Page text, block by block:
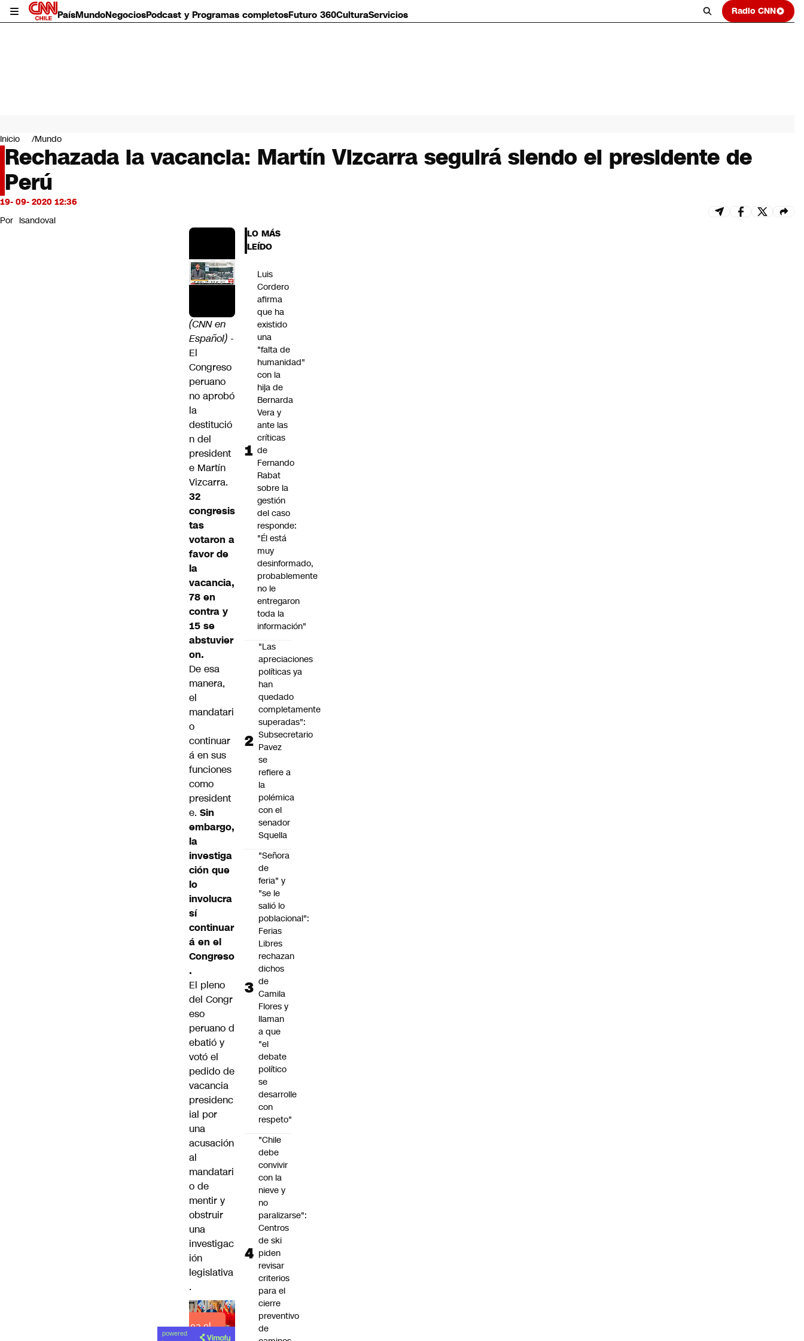
PaísMundoNegociosPodcast y Programas completosFuturo 360CulturaServicios Radio CNN
Mundo
Negocios
Deportes
Programas completos
Cultura
Servicios
Bits
CNN Data
Inicio Mundo
Rechazada la vacancia: Martín Vizcarra seguirá siendo el presidente de
Perú
19- 09- 2020 12:36
Por lsandoval
(CNN en
Español) -
El
Congreso
peruano
no aprobó
la
destitució
n del
president
e Martín
Vizcarra.
32
congresis
tas
votaron a
favor de
la
vacancia,
78 en
contra y
15 se
abstuvier
on.
De esa
manera,
el
mandatari
o
continuar
á en sus
funciones
como
president
e. Sin
embargo,
la
investiga
ción que
lo
involucra
sí
continuar
á en el
Congreso
.
El pleno
del Congr
eso
peruano d
ebatió y
votó el
pedido de
vacancia
presidenc
ial por
una
acusación
al
mandatari
o de
mentir y
obstruir
una
investigac
ión
legislativa
.
Lea el
powered
LO MÁS
LEÍDO
Luis
Cordero
afirma
que ha
existido
una
"falta de
humanidad"
con la
hija de
Bernarda
Vera y
ante las
críticas
de
Fernando
Rabat
sobre la
gestión
del caso
responde:
"Él está
muy
desinformado,
probablemente
no le
entregaron
toda la
información"
"Las
apreciaciones
políticas ya
han
quedado
completamente
superadas":
Subsecretario
Pavez
se
refiere a
la
polémica
con el
senador
Squella
"Señora
de
feria" y
"se le
salió lo
poblacional":
Ferias
Libres
rechazan
dichos
de
Camila
Flores y
llaman
a que
"el
debate
político
se
desarrolle
con
respeto"
"Chile
debe
convivir
con la
nieve y
no
paralizarse":
Centros
de ski
piden
revisar
criterios
para el
cierre
preventivo
de